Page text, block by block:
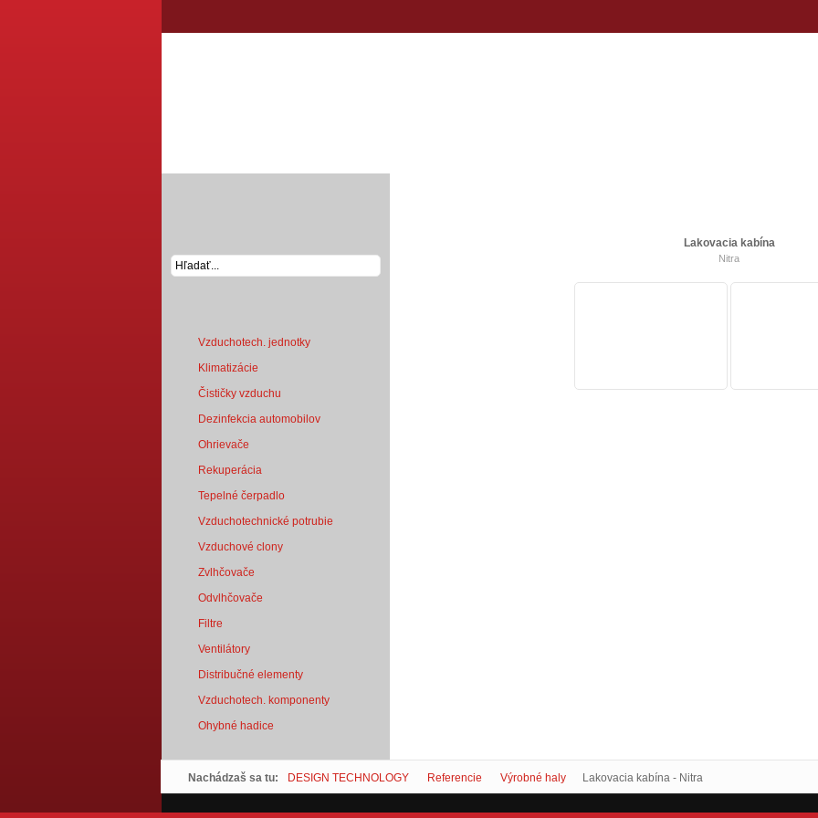
Lakovacia kabína
Nitra
Vzduchotech. jednotky
Klimatizácie
Čističky vzduchu
Dezinfekcia automobilov
Ohrievače
Rekuperácia
Tepelné čerpadlo
Vzduchotechnické potrubie
Vzduchové clony
Zvlhčovače
Odvlhčovače
Filtre
Ventilátory
Distribučné elementy
Vzduchotech. komponenty
Ohybné hadice
Nachádzaš sa tu: DESIGN TECHNOLOGY Referencie Výrobné haly Lakovacia kabína - Nitra